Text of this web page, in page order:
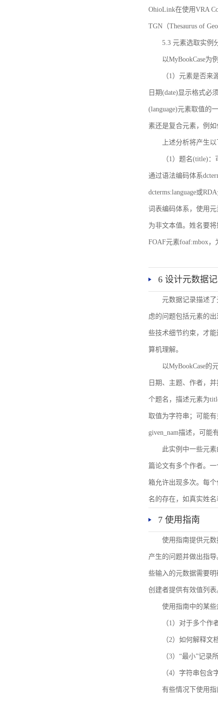
OhioLink在使用VRA
TGN（Thesaurus of
5.3 元素选取实例
以MyBookCase为
（1）元素是否
日期(date)显示格式必
(language)元素取值的
素还是复合元素，例
上述分析将产生
（1）题名(title)
通过语法编码体系
dcterms:language或
词表编码体系，使用元
为非文本值。姓名要
FOAF元素foaf:mbox，
6 设计元数据
元数据记录描述
虑的问题包括元素的
些技术细节约束，才
算机理解。
以MyBookCase的
日期、主题、作者，
个题名，描述元素为
取值为字符串；可能
given_nam描述，可能
此实例中一些元
篇论文有多个作者。
箱允许出现多次。每
名的存在，如真实姓
7 使用指南
使用指南提供元
产生的问题并做出指
些输入的元数据需要
创建者提供有效值列表
使用指南中的某
（1）对于多个作
（2）如何解释文
（3）“最小”记录
（4）字符串包含
有些情况下使用